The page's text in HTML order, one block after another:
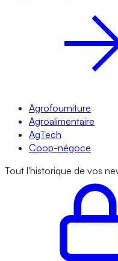
Agrofourniture
Agroalimentaire
AgTech
Coop-négoce
Tout l'historique de vos